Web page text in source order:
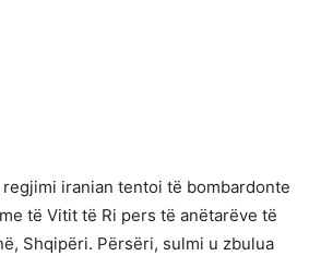
iranian tentoi të bombardonte
të Vitit të Ri pers të anëtarëve të
Shqipëri. Përsëri, sulmi u zbulua